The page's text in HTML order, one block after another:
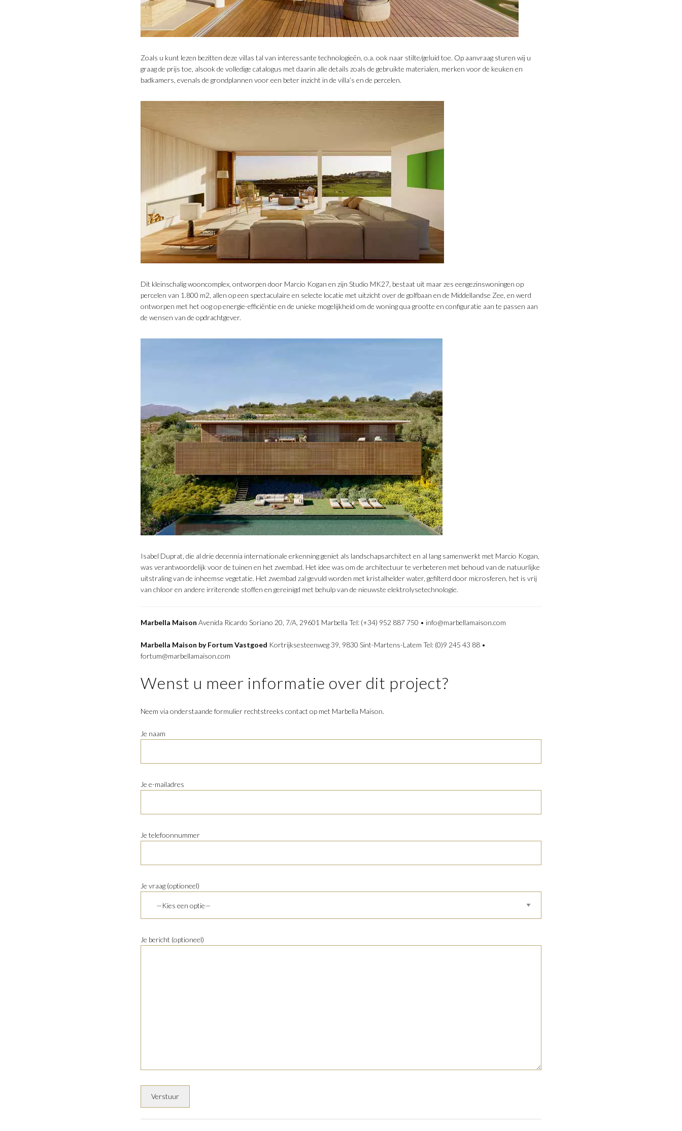
Zoals u kunt lezen bezitten deze villas tal van interessante technologieën, o.a. ook naar stilte/geluid toe. Op aanvraag sturen wij u
graag de prijs toe, alsook de volledige catalogus met daarin alle details zoals de gebruikte materialen, merken voor de keuken en
badkamers, evenals de grondplannen voor een beter inzicht in de villa’s en de percelen.
Dit kleinschalig wooncomplex, ontworpen door Marcio Kogan en zijn Studio MK27, bestaat uit maar zes eengezinswoningen op
percelen van 1.800 m2, allen op een spectaculaire en selecte locatie met uitzicht over de golfbaan en de Middellandse Zee, en werd
ontworpen met het oog op energie-efficiëntie en de unieke mogelijkheid om de woning qua grootte en configuratie aan te passen aan
de wensen van de opdrachtgever.
Isabel Duprat, die al drie decennia internationale erkenning geniet als landschapsarchitect en al lang samenwerkt met Marcio Kogan,
was verantwoordelijk voor de tuinen en het zwembad. Het idee was om de architectuur te verbeteren met behoud van de natuurlijke
uitstraling van de inheemse vegetatie. Het zwembad zal gevuld worden met kristalhelder water, gefilterd door microsferen, het is vrij
van chloor en andere irriterende stoffen en gereinigd met behulp van de nieuwste elektrolysetechnologie.
Marbella Maison Avenida Ricardo Soriano 20, 7/A, 29601 Marbella Tel: (+34) 952 887 750 • info@marbellamaison.com
Marbella Maison by Fortum Vastgoed Kortrijksesteenweg 39, 9830 Sint-Martens-Latem Tel: (0)9 245 43 88 •
fortum@marbellamaison.com
Wenst u meer informatie over dit project?
Neem via onderstaande formulier rechtstreeks contact op met Marbella Maison.
Je naam
Je e-mailadres
Je telefoonnummer
Je vraag (optioneel)
Je bericht (optioneel)